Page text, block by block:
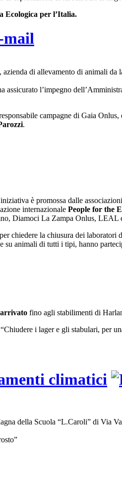
Ecologica per l’Italia.
azienda di allevamento di animali da
l’impegno
campagne di Gaia Onlus,
.
è promossa dalle associazioni
internazionale People for the
Diamoci La Zampa Onlus, LEAL
chiedere la chiusura dei laboratori
su animali di tutti i tipi, hanno
fino agli stabilimenti di
i lager e gli stabulari, per
climatici
della Scuola “L.Caroli” di Via